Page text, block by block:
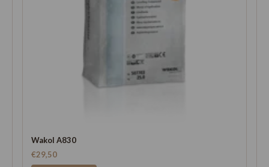
Wakol A830
€29,50